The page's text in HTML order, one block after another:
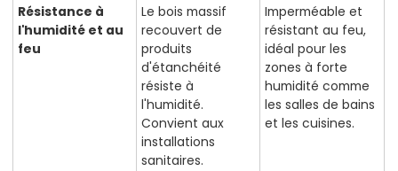
Résistance à
l'humidité et au
feu
Le bois massif
recouvert de
produits
d'étanchéité
résiste à
l'humidité.
Convient aux
installations
sanitaires.
Imperméable et
résistant au feu,
idéal pour les
zones à forte
humidité comme
les salles de bains
et les cuisines.